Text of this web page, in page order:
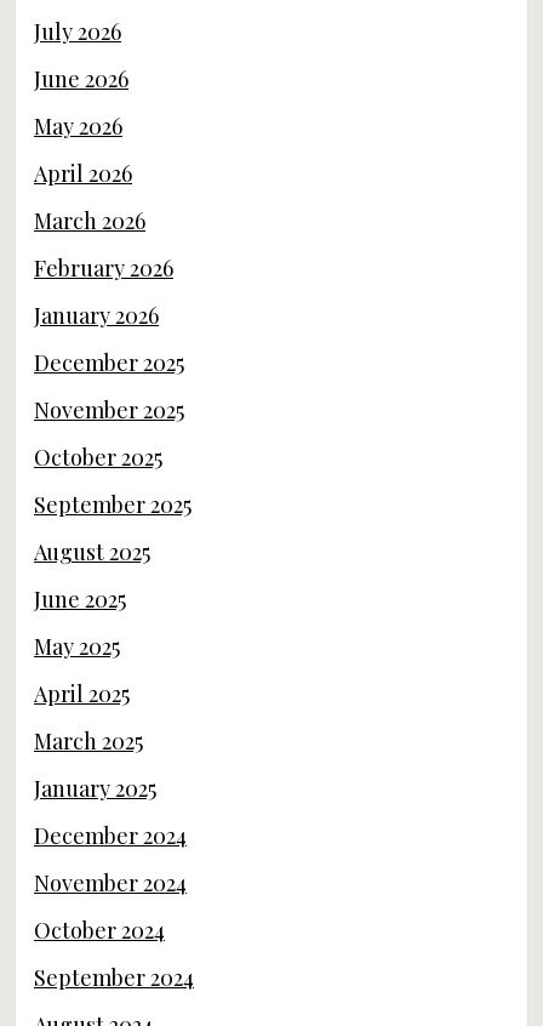
July 2026
June 2026
May 2026
April 2026
March 2026
February 2026
January 2026
December 2025
November 2025
October 2025
September 2025
August 2025
June 2025
May 2025
April 2025
March 2025
January 2025
December 2024
November 2024
October 2024
September 2024